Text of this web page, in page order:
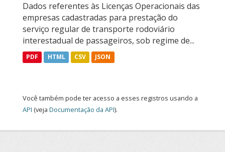
Dados referentes às Licenças Operacionais das
empresas cadastradas para prestação do
serviço regular de transporte rodoviário
interestadual de passageiros, sob regime de...
PDF HTML CSV JSON
Você também pode ter acesso a esses registros usando a
API (veja Documentação da API).